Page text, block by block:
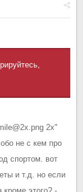
2x"
не с кем про
спортом. вот
и т.д. но если